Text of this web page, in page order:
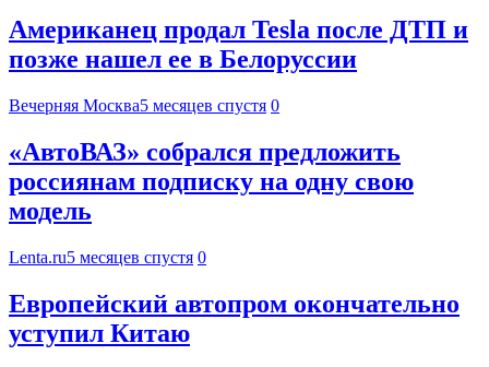
Американец продал Tesla после ДТП и
позже нашел ее в Белоруссии
Вечерняя Москва5 месяцев спустя 0
«АвтоВАЗ» собрался предложить
россиянам подписку на одну свою
модель
Lenta.ru5 месяцев спустя 0
Европейский автопром окончательно
уступил Китаю